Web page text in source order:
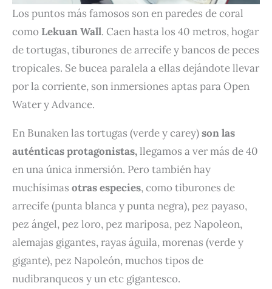
Los puntos más famosos son en paredes de coral
como Lekuan Wall. Caen hasta los 40 metros, hogar
de tortugas, tiburones de arrecife y bancos de peces
tropicales. Se bucea paralela a ellas dejándote llevar
por la corriente, son inmersiones aptas para Open
Water y Advance.
En Bunaken las tortugas (verde y carey)son las
auténticas protagonistas,llegamos a ver más de 40
en una única inmersión. Pero también hay
muchísimas otras especies, como tiburones de
arrecife (punta blanca y punta negra), pez payaso,
pez ángel, pez loro, pez mariposa, pez Napoleon,
alemajas gigantes, rayas águila, morenas (verde y
gigante), pez Napoleón, muchos tipos de
nudibranqueos y un etc gigantesco.